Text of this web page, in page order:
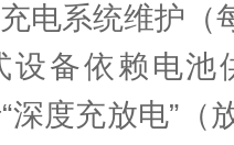
系统维护（
依赖电池
深度充放电”（